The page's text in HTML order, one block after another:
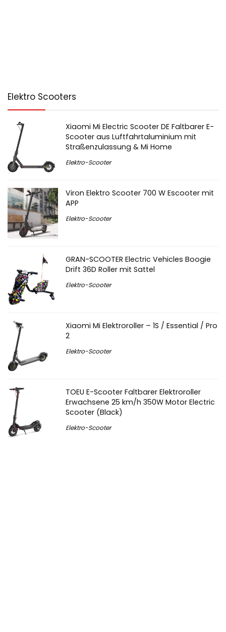
Elektro Scooters
Xiaomi Mi Electric Scooter DE Faltbarer E-
Scooter aus Luftfahrtaluminium mit
Straßenzulassung & Mi Home
Elektro-Scooter
Viron Elektro Scooter 700 W Escooter mit
APP
Elektro-Scooter
GRAN-SCOOTER Electric Vehicles Boogie
Drift 36D Roller mit Sattel
Elektro-Scooter
Xiaomi Mi Elektroroller – 1S / Essential / Pro
2
Elektro-Scooter
TOEU E-Scooter Faltbarer Elektroroller
Erwachsene 25 km/h 350W Motor Electric
Scooter (Black)
Elektro-Scooter